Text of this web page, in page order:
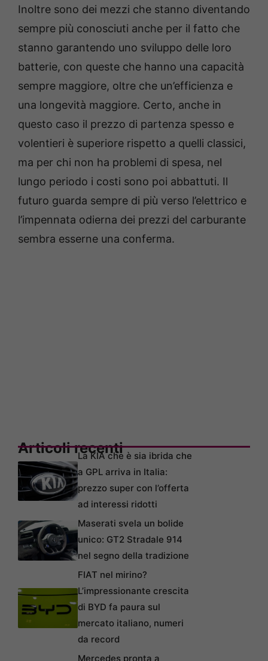
Inoltre sono dei mezzi che stanno diventando
sempre più conosciuti anche per il fatto che
stanno garantendo uno sviluppo delle loro
batterie, con queste che hanno una capacità
sempre maggiore, oltre che un’efficienza e
una longevità maggiore. Certo, anche in
questo caso il prezzo di partenza spesso e
volentieri è superiore rispetto a quelli classici,
ma per chi non ha problemi di spesa, nel
lungo periodo i costi sono poi abbattuti. Il
futuro guarda sempre di più verso l’elettrico e
l’impennata odierna dei prezzi del carburante
sembra esserne una conferma.
Articoli recentiLa KIA che è sia ibrida che
a GPL arriva in Italia:
prezzo super con l’offerta
ad interessi ridotti
Maserati svela un bolide
unico: GT2 Stradale 914
nel segno della tradizione
FIAT nel mirino?
L’impressionante crescita
di BYD fa paura sul
mercato italiano, numeri
da record
Mercedes pronta a